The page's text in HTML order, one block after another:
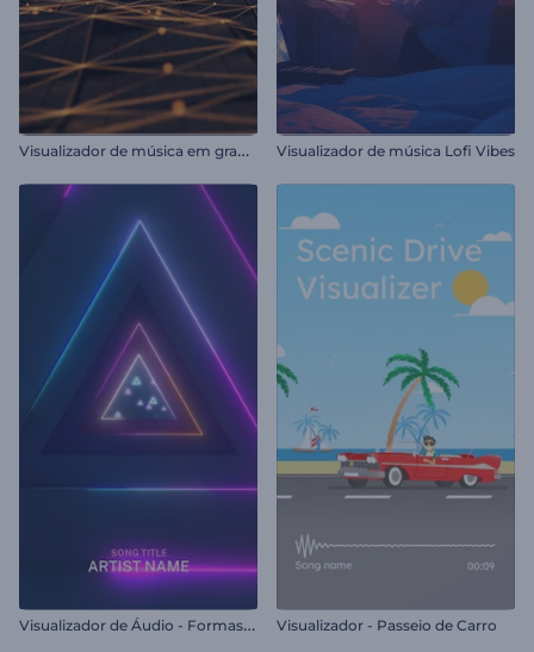
V
isualizador de música em grade pulsante Visualizador de música Lofi Vibes
V
isualizador de Áudio - Formas Pulsantes em Neon Visualizador - Passeio de Carro